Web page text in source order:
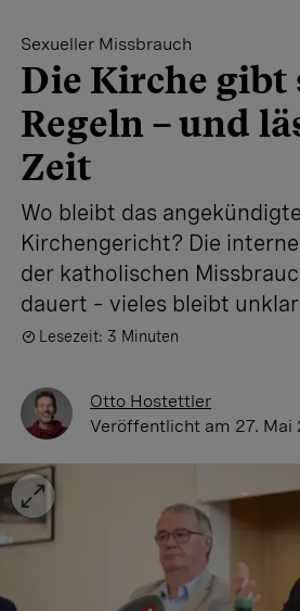
Sexueller Missbrauch
Die Kirche gibt
Regeln – und
Zeit
Wo bleibt das angekündigte
Kirchengericht? Die
der katholischen
dauert – vieles bleibt
Lesezeit: 3 Minuten
Otto Hostettler
Veröffentlicht am 27. Mai